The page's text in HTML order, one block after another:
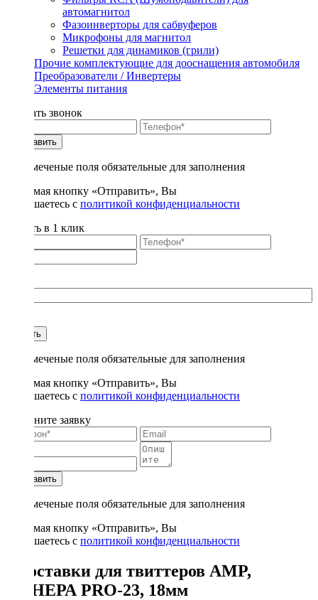
автомагнитол
Фазоинверторы для сабвуферов
Микрофоны для магнитол
Решетки для динамиков (грили)
Прочие комплектующие для дооснащения автомобиля
Преобразователи / Инвертеры
Элементы питания
Заказать звонок
Отправить
* - отмеченые поля обязательные для заполнения
Нажимая кнопку «Отправить», Вы
соглашаетесь с политикой конфиденциальности
Купить в 1 клик
Купить
* - отмеченые поля обязательные для заполнения
Нажимая кнопку «Отправить», Вы
соглашаетесь с политикой конфиденциальности
Заполните заявку
Отправить
* - отмеченые поля обязательные для заполнения
Нажимая кнопку «Отправить», Вы
соглашаетесь с политикой конфиденциальности
Проставки для твиттеров AMP,
ФАНЕРА PRO-23, 18мм